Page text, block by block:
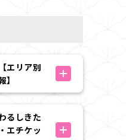
エリア別
るしきた
エチケッ